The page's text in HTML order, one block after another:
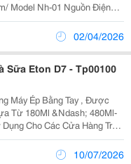
02/04/2026
Sữa Eton D7 - Tp00100
Máy Ép Bằng Tay , Được
Từ 180Ml &Ndash; 480Ml-
Cho Các Cửa Hàng Trà
Siêu Sạch Và Các Sản Phẩm
Thông Số Kỹ Thuật Máy Ép
10/07/2026